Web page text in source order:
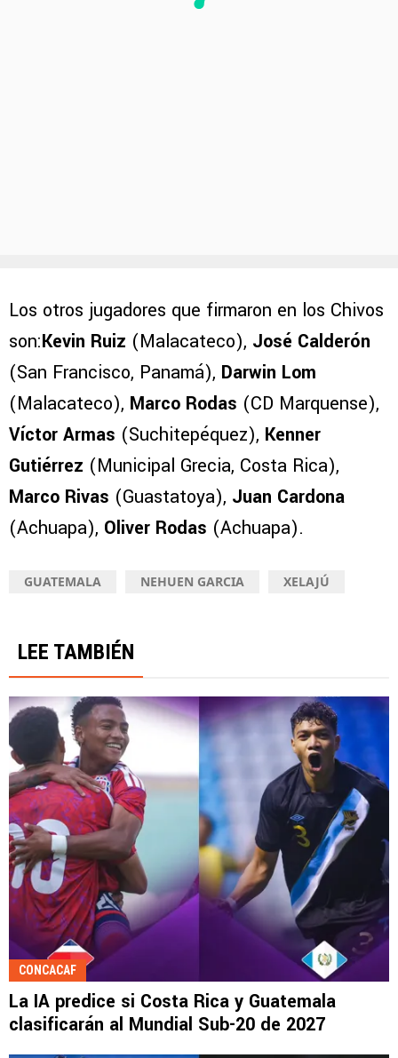
Los otros jugadores que firmaron en los Chivos
son:Kevin Ruiz (Malacateco), José Calderón
(San Francisco, Panamá), Darwin Lom
(Malacateco), Marco Rodas (CD Marquense),
Víctor Armas (Suchitepéquez), Kenner
Gutiérrez (Municipal Grecia, Costa Rica),
Marco Rivas (Guastatoya), Juan Cardona
(Achuapa), Oliver Rodas (Achuapa).
GUATEMALA NEHUEN GARCIA XELAJÚ
LEE TAMBIÉN
CONCACAF
La IA predice si Costa Rica y Guatemala
clasificarán al Mundial Sub-20 de 2027